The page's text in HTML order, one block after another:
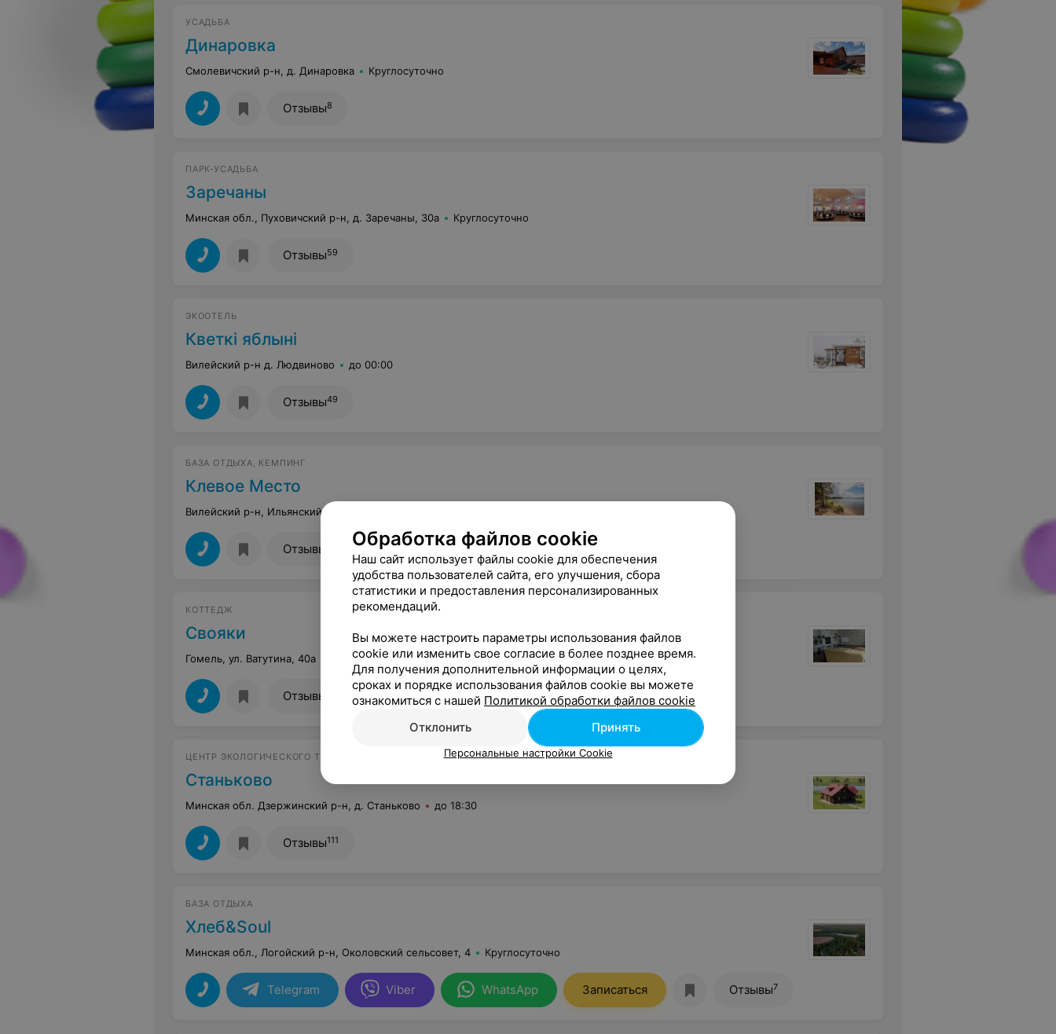
УСАДЬБА
Динаровка
Смолевичский р-н, д. Динаровка Круглосуточно
Отзывы8
ПАРК-УСАДЬБА
Заречаны
Минская обл., Пуховичский р-н, д. Заречаны, 30а Круглосуточно
Отзывы59
ЭКООТЕЛЬ
Кветкi яблынi
Вилейский р-н д. Людвиново до 00:00
Отзывы49
БАЗА ОТДЫХА, КЕМПИНГ
Клевое Место
Вилейский р-н, Ильянский сс
Отзывы
КОТТЕДЖ
Свояки
Гомель, ул. Ватутина, 40а Круглосуточно
Отзывы
ЦЕНТР ЭКОЛОГИЧЕСКОГО ТУРИЗМА
Станьково
Минская обл. Дзержинский р-н, д. Станьково до 18:30
Отзывы111
БАЗА ОТДЫХА
Хлеб&Soul
Минская обл., Логойский р-н, Околовский сельсовет, 4 Круглосуточно
Telegram Viber WhatsApp Записаться Отзывы7
Обработка файлов cookie
Наш сайт использует файлы cookie для обеспечения
удобства пользователей сайта, его улучшения, сбора
статистики и предоставления персонализированных
рекомендаций.
Вы можете настроить параметры использования файлов
cookie или изменить свое согласие в более позднее время.
Для получения дополнительной информации о целях,
сроках и порядке использования файлов cookie вы можете
ознакомиться с нашей Политикой обработки файлов cookie
Отклонить
Принять
Персональные настройки Cookie